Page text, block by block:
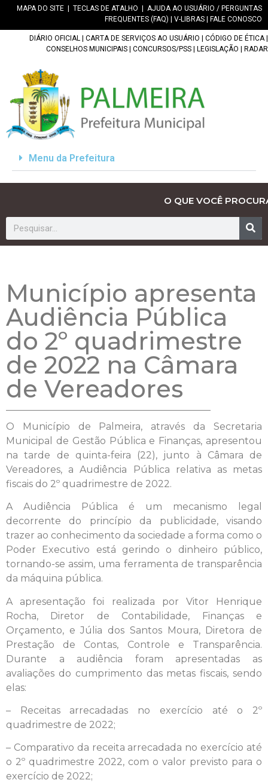
MAPA DO SITE TECLAS DE ATALHO
AJUDA AO USUÁRIO / PERGUNTAS
FREQUENTES (FAQ)
V-LIBRAS FALE CONOSCO
DIÁRIO OFICIAL CARTA DE SERVIÇOS AO USUÁRIO CÓDIGO DE ÉTICA|
CONSELHOS MUNICIPAIS
CONCURSOS/PSS LEGISLAÇÃO RADAR
Menu da Prefeitura
O QUE VOCÊ
Município apresenta
Audiência Pública
do 2º quadrimestre
de 2022 na Câmara
de Vereadores
O Município de Palmeira, através da Secretaria
Municipal de Gestão Pública e Finanças, apresentou
na tarde de quinta-feira (22), junto à Câmara de
Vereadores, a Audiência Pública relativa as metas
fiscais do 2º quadrimestre de 2022.
A Audiência Pública é um mecanismo legal
decorrente do princípio da publicidade, visando
trazer ao conhecimento da sociedade a forma como o
Poder Executivo está gerindo o dinheiro público,
tornando-se assim, uma ferramenta de transparência
da máquina pública.
A apresentação foi realizada por Vitor Henrique
Rocha, Diretor de Contabilidade, Finanças e
Orçamento, e Júlia dos Santos Moura, Diretora de
Prestação de Contas, Controle e Transparência.
Durante a audiência foram apresentadas as
avaliações do cumprimento das metas fiscais, sendo
elas:
– Receitas arrecadadas no exercício até o 2º
quadrimestre de 2022;
– Comparativo da receita arrecadada no exercício até
o 2º quadrimestre 2022, com o valor previsto para o
exercício de 2022;